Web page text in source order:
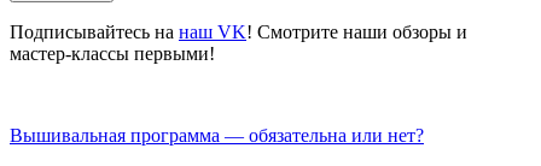
Подписывайтесь на наш VK! Смотрите наши обзоры и
мастер-классы первыми!
Вышивальная программа — обязательна или нет?